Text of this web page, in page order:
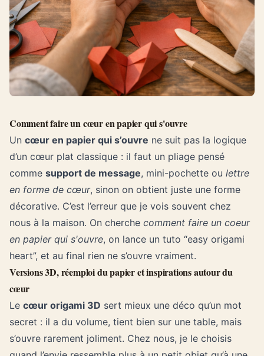
Comment faire un cœur en papier qui s'ouvre
Un cœur en papier qui s’ouvre ne suit pas la logique
d’un cœur plat classique : il faut un pliage pensé
comme support de message, mini-pochette ou lettre
en forme de cœur, sinon on obtient juste une forme
décorative. C’est l’erreur que je vois souvent chez
nous à la maison. On cherche comment faire un coeur
en papier qui s'ouvre, on lance un tuto “easy origami
heart”, et au final rien ne s’ouvre vraiment.
Versions 3D, réemploi du papier et inspirations autour du
cœur
Le cœur origami 3D sert mieux une déco qu’un mot
secret : il a du volume, tient bien sur une table, mais
s’ouvre rarement joliment. Chez nous, je le choisis